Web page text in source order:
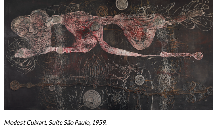
Modest Cuixart, Suíte São Paulo, 1959.